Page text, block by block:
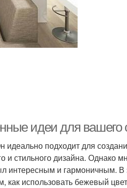
идеи для вашего
идеально подходит для
и стильного дизайна. Однако
интересным и гармоничным. В
использовать бежевый